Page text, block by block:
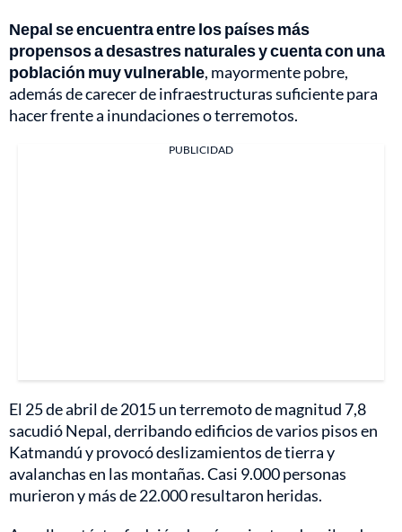
Nepal se encuentra entre los países más
propensos a desastres naturales y cuenta con una
población muy vulnerable, mayormente pobre,
además de carecer de infraestructuras suficiente para
hacer frente a inundaciones o terremotos.
PUBLICIDAD
El 25 de abril de 2015 un terremoto de magnitud 7,8
sacudió Nepal, derribando edificios de varios pisos en
Katmandú y provocó deslizamientos de tierra y
avalanchas en las montañas. Casi 9.000 personas
murieron y más de 22.000 resultaron heridas.